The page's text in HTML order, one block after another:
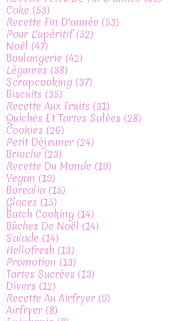
Cake (53)
Recette Fin D'année (53)
Pour L'apéritif(52)
Noël (47)
Boulangerie (42)
Légumes (38)
Scrapcooking (37)
Biscuits (35)
Recette Aux Fruits (31)
Quiches Et Tartes Salées (28)
Cookies (26)
Petit Déjeuner (24)
Brioche(23)
Recette Du Monde (19)
Vegan (19)
Borealia (15)
Glaces (15)
Batch Cooking (14)
Bûches De Noël (14)
Salade (14)
Hellofresh (13)
Promotion (13)
Tartes Sucrées (13)
Divers (12)
Recette Au Airfryer (9)
Airfryer (8)